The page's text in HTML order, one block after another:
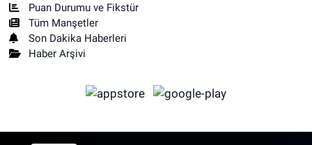
Puan Durumu ve Fikstür
Tüm Manşetler
Son Dakika Haberleri
Haber Arşivi